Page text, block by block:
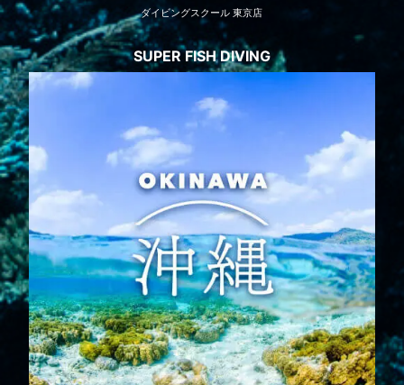
ダイビングスクール 東京店
SUPER FISH DIVING